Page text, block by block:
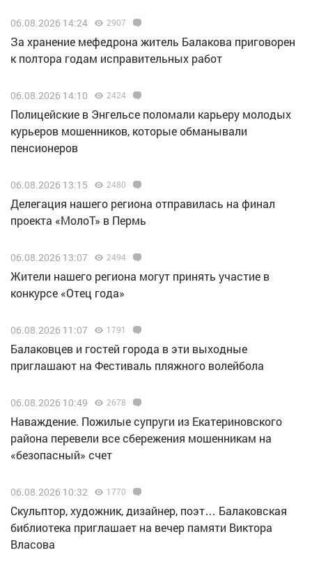
06.08.2026 14:24 2907
За хранение мефедрона житель Балакова приговорен
к полтора годам исправительных работ
06.08.2026 14:10 2424
Полицейские в Энгельсе поломали карьеру молодых
курьеров мошенников, которые обманывали
пенсионеров
06.08.2026 13:15 2480
Делегация нашего региона отправилась на финал
проекта «МолоТ» в Пермь
06.08.2026 13:07 2494
Жители нашего региона могут принять участие в
конкурсе «Отец года»
06.08.2026 11:07 1791
Балаковцев и гостей города в эти выходные
приглашают на Фестиваль пляжного волейбола
06.08.2026 10:49 2678
Наваждение. Пожилые супруги из Екатериновского
района перевели все сбережения мошенникам на
«безопасный» счет
06.08.2026 10:32 1770
Скульптор, художник, дизайнер, поэт… Балаковская
библиотека приглашает на вечер памяти Виктора
Власова